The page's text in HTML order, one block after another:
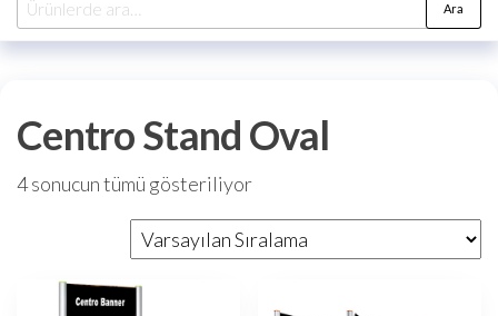
Ara
Centro Stand Oval
4 sonucun tümü gösteriliyor